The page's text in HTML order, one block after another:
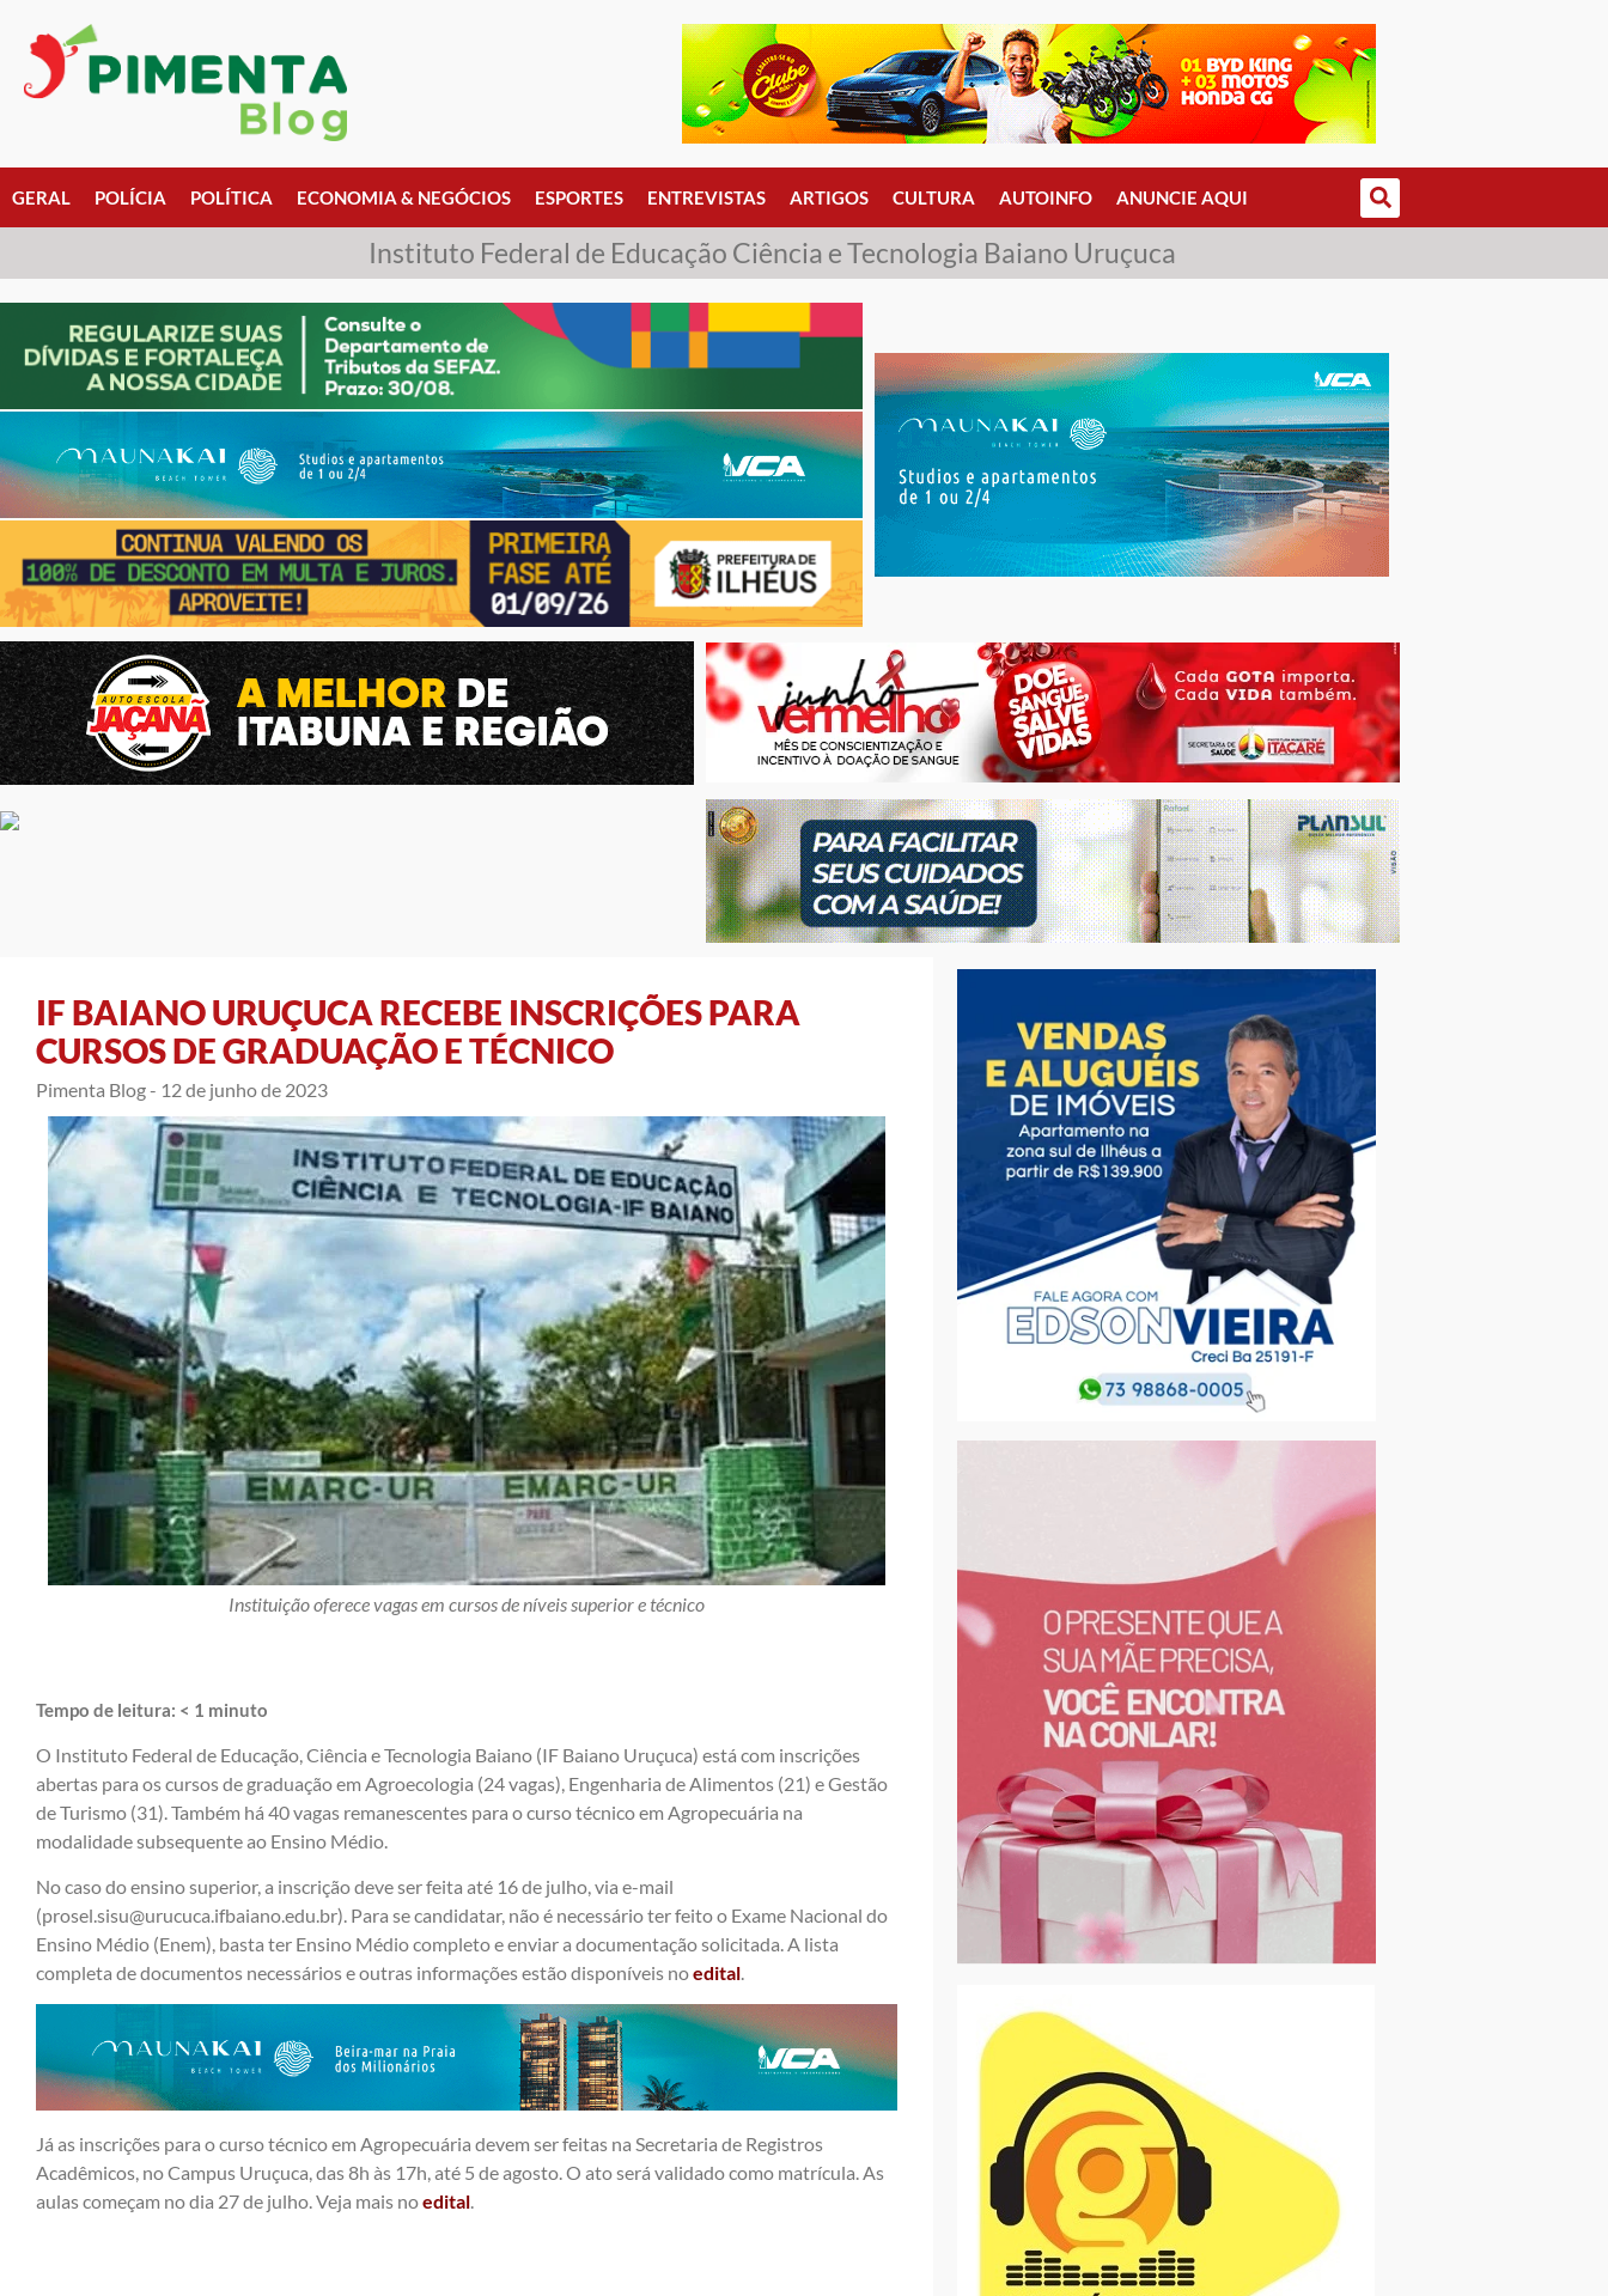
GERAL POLÍCIA POLÍTICA ECONOMIA & NEGÓCIOS ESPORTES ENTREVISTAS ARTIGOS CULTURA AUTOINFO ANUNCIE AQUI
Instituto Federal de Educação Ciência e Tecnologia Baiano Uruçuca
IF BAIANO URUÇUCA RECEBE INSCRIÇÕES PARA
CURSOS DE GRADUAÇÃO E TÉCNICO
Pimenta Blog - 12 de junho de 2023
Instituição oferece vagas em cursos de níveis superior e técnico
Tempo de leitura: < 1 minuto
O Instituto Federal de Educação, Ciência e Tecnologia Baiano (IF Baiano Uruçuca) está com inscrições
abertas para os cursos de graduação em Agroecologia (24 vagas), Engenharia de Alimentos (21) e Gestão
de Turismo (31). Também há 40 vagas remanescentes para o curso técnico em Agropecuária na
modalidade subsequente ao Ensino Médio.
No caso do ensino superior, a inscrição deve ser feita até 16 de julho, via e-mail
(prosel.sisu@urucuca.ifbaiano.edu.br). Para se candidatar, não é necessário ter feito o Exame Nacional do
Ensino Médio (Enem), basta ter Ensino Médio completo e enviar a documentação solicitada. A lista
completa de documentos necessários e outras informações estão disponíveis noedital.
Já as inscrições para o curso técnico em Agropecuária devem ser feitas na Secretaria de Registros
Acadêmicos, no Campus Uruçuca, das 8h às 17h, até 5 de agosto. O ato será validado como matrícula. As
aulas começam no dia 27 de julho. Veja mais noedital.